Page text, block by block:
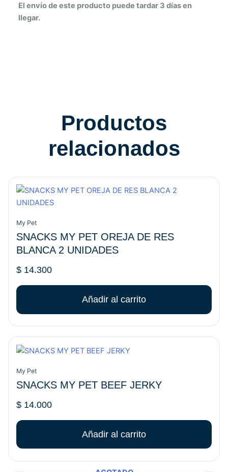
El envío de este producto puede tardar 3 días en
llegar.
Productos
relacionados
My Pet
SNACKS MY PET OREJA DE RES
BLANCA 2 UNIDADES
$14.300
Añadir al carrito
My Pet
SNACKS MY PET BEEF JERKY
$14.000
Añadir al carrito